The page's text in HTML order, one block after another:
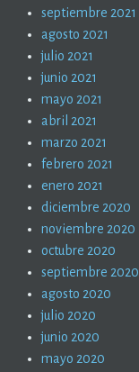
septiembre 2021
agosto 2021
julio 2021
junio 2021
mayo 2021
abril 2021
marzo 2021
febrero 2021
enero 2021
diciembre 2020
noviembre 2020
octubre 2020
septiembre 2020
agosto 2020
julio 2020
junio 2020
mayo 2020